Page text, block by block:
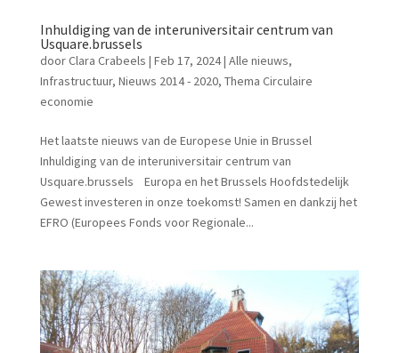
Inhuldiging van de interuniversitair centrum van
Usquare.brussels
doorClara Crabeels | Feb 17, 2024| Alle nieuws,
Infrastructuur, Nieuws 2014 - 2020, Thema Circulaire
economie
Het laatste nieuws van de Europese Unie in Brussel
Inhuldiging van de interuniversitair centrum van
Usquare.brussels Europa en het Brussels Hoofdstedelijk
Gewest investeren in onze toekomst! Samen en dankzij het
EFRO (Europees Fonds voor Regionale...